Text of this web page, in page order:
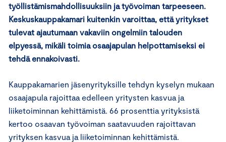
työllistämismahdollisuuksiin ja työvoiman tarpeeseen.
Keskuskauppakamari kuitenkin varoittaa, että yritykset
tulevat ajautumaan vakaviin ongelmiin talouden
elpyessä, mikäli toimia osaajapulan helpottamiseksi ei
tehdä ennakoivasti.
Kauppakamarien jäsenyrityksille tehdyn kyselyn mukaan
osaajapula rajoittaa edelleen yritysten kasvua ja
liiketoiminnan kehittämistä. 66 prosenttia yrityksistä
kertoo osaavan työvoiman saatavuuden rajoittavan
yrityksen kasvua ja liiketoiminnan kehittämistä.